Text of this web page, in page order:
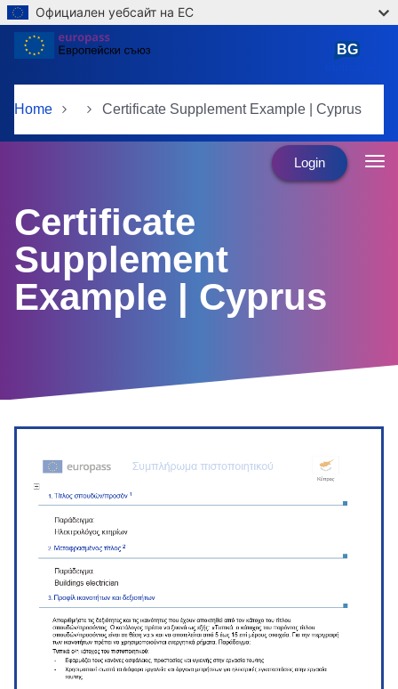
Skip to main content
Официален уебсайт на ЕС
Home Certificate Supplement Example | Cyprus
BG
Login
Certificate
Supplement
Example | Cyprus